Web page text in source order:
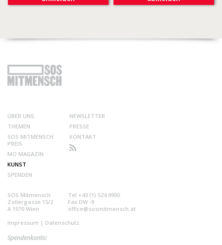
ÜBER UNS
THEMEN
SOS MITMENSCH
PREIS
MO MAGAZIN
KUNST
SPENDEN
NEWSLETTER
PRESSE
KONTAKT
SOS Mitmensch
Zollergasse 15/2
A 1070 Wien
Tel +43 (1) 524 9900
Fax DW -9
office@sosmitmensch.at
Impressum | Datenschutz
Spendenkonto: